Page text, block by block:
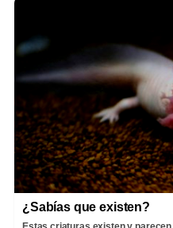
¿Sabías que existen?